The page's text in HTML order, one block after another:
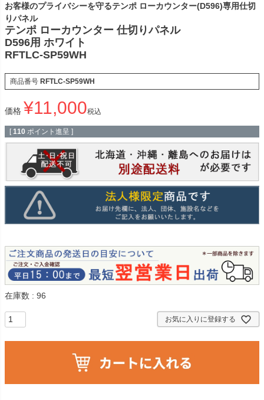
お客様のプライバシーを守るテンポ ローカウンター(D596)専用仕切
りパネル
テンポ ローカウンター 仕切りパネル
D596用 ホワイト
RFTLC-SP59WH
商品番号 RFTLC-SP59WH
価格 ¥11,000税込
[ 110 ポイント進呈 ]
在庫数 96
お気に入りに登録する